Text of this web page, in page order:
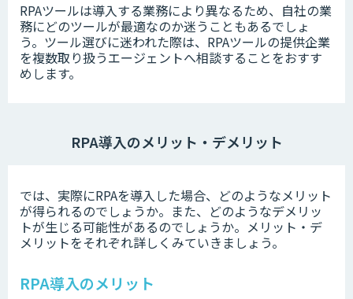
RPAツールは導入する業務により異なるため、自社の業
務にどのツールが最適なのか迷うこともあるでしょ
う。ツール選びに迷われた際は、RPAツールの提供企業
を複数取り扱うエージェントへ相談することをおすす
めします。
RPA導入のメリット・デメリット
では、実際にRPAを導入した場合、どのようなメリット
が得られるのでしょうか。また、どのようなデメリッ
トが生じる可能性があるのでしょうか。メリット・デ
メリットをそれぞれ詳しくみていきましょう。
RPA導入のメリット